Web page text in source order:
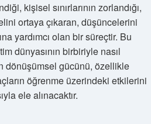
kişisel sınırlarının zorlandığı,
ortaya çıkaran, düşüncelerini
yardımcı olan bir süreçtir. Bu
dünyasının birbiriyle nasıl
dönüşümsel gücünü, özellikle
öğrenme üzerindeki etkilerini
ele alınacaktır.